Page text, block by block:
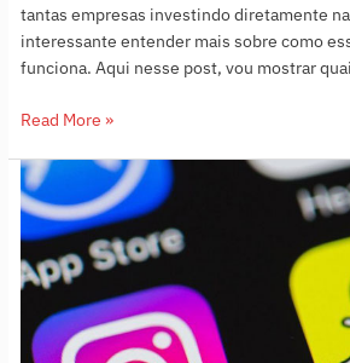
tantas empresas investindo diretamente
interessante entender mais sobre como
funciona. Aqui nesse post, vou mostrar
Read More »
Instagram
ou
Snapchat:
dos